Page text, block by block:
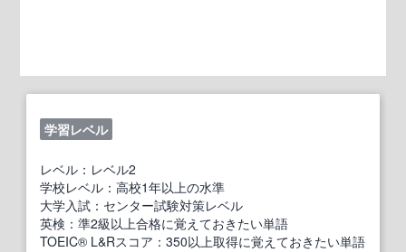
学習レベル
レベル：レベル2
学校レベル：高校1年以上の水準
大学入試：センター試験対策レベル
英検：準2級以上合格に覚えておきたい単語
TOEIC® L&Rスコア：350以上取得に覚えておきたい単語